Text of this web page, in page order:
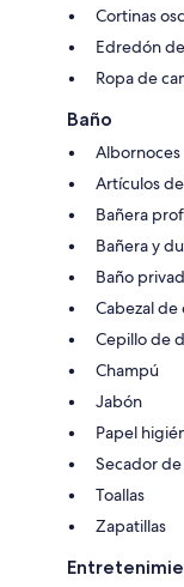
Cortinas
Edredón
Ropa de
Baño
Albornoces
Artículos
Bañera
Bañera y
Baño
Cabezal
Cepillo de
Champú
Jabón
Papel
Secador
Toallas
Zapatillas